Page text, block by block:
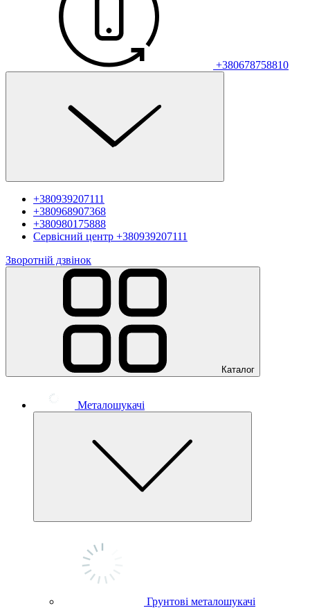
+380678758810
+380939207111
+380968907368
+380980175888
Сервісний центр +380939207111
Зворотній дзвінок
Каталог
Металошукачі
Грунтові металошукачі